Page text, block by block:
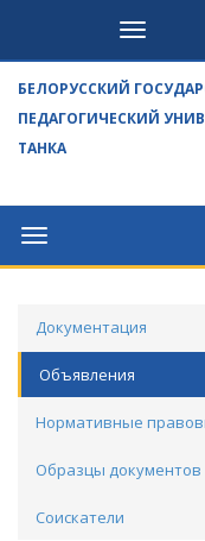
БЕЛОРУССКИЙ
ПЕДАГОГИЧЕСКИЙ
ТАНКА
Университет
Документация
Объявления
Нормативные
Образцы документов
Соискатели